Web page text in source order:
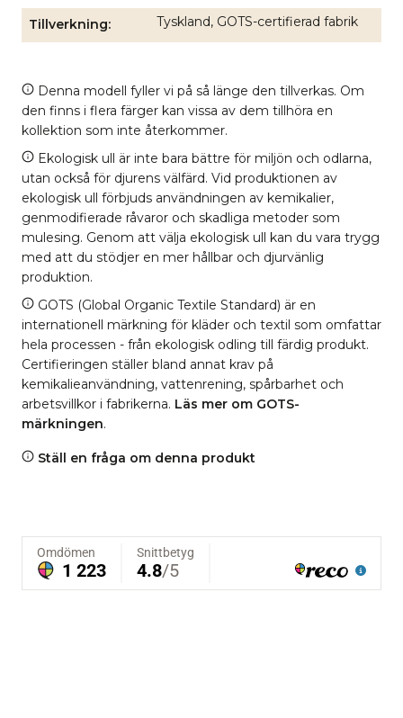
Tillverkning Tyskland, GOTS-certifierad fabrik
Denna modell fyller vi på så länge den tillverkas. Om
den finns i flera färger kan vissa av dem tillhöra en
kollektion som inte återkommer.
Ekologisk ull är inte bara bättre för miljön och odlarna,
utan också för djurens välfärd. Vid produktionen av
ekologisk ull förbjuds användningen av kemikalier,
genmodifierade råvaror och skadliga metoder som
mulesing. Genom att välja ekologisk ull kan du vara trygg
med att du stödjer en mer hållbar och djurvänlig
produktion.
GOTS (Global Organic Textile Standard) är en
internationell märkning för kläder och textil som omfattar
hela processen - från ekologisk odling till färdig produkt.
Certifieringen ställer bland annat krav på
kemikalieanvändning, vattenrening, spårbarhet och
arbetsvillkor i fabrikerna. Läs mer om GOTS-
märkningen.
Ställ en fråga om denna produkt